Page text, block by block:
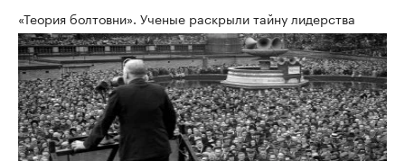
«Теория болтовни». Ученые раскрыли тайну лидерства